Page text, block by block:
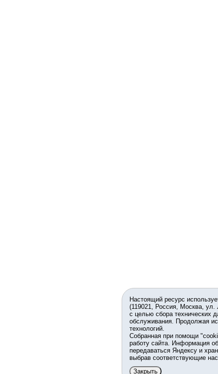
Настоящий ресурс
(119021, Россия, Москва,
с целью сбора технических
обслуживания. Продолжая
технологий.
Собранная при помощи
работу сайта. Информация
передаваться Яндексу и
выбрав соответствующие
Закрыть